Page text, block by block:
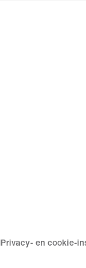
Privacy- en cookie-